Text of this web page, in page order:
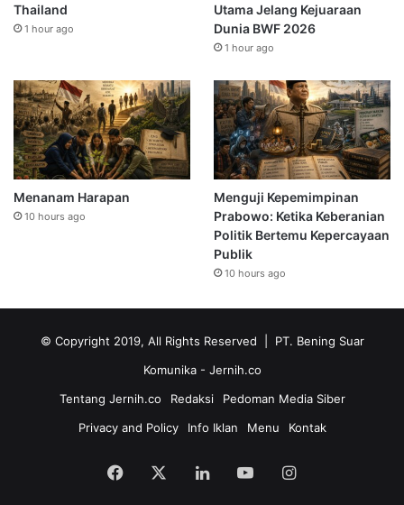
Thailand
1 hour ago
Utama Jelang Kejuaraan
Dunia BWF 2026
1 hour ago
Menanam Harapan
10 hours ago
Menguji Kepemimpinan
Prabowo: Ketika Keberanian
Politik Bertemu Kepercayaan
Publik
10 hours ago
© Copyright 2019, All Rights Reserved | PT. Bening Suar
Komunika - Jernih.co
Tentang Jernih.co
Redaksi
Pedoman Media Siber
Privacy and Policy
Info Iklan Menu Kontak
Facebook LinkedInYouTubeInstagram